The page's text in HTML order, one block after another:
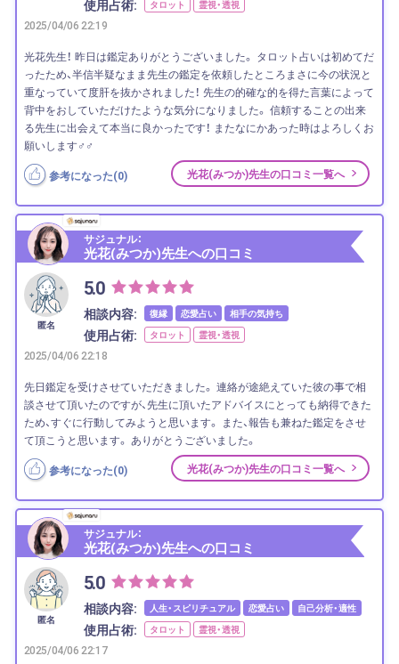
使用占術: タロット 霊視・透視
2025/04/06 22:19
光花先生！ 昨日は鑑定ありがとうございました。 タロット占いは初めてだ
ったため、半信半疑なまま先生の鑑定を依頼したところまさに今の状況と
重なっていて度肝を抜かされました！ 先生の的確な的を得た言葉によって
背中をおしていただけたような気分になりました。 信頼することの出来
る先生に出会えて本当に良かったです！ またなにかあった時はよろしくお
願いします‍♂️‍♂️
参考になった(0) 光花(みつか)先生の口コミ一覧へ
サジュナル：
光花(みつか)先生への口コミ
匿名
5.0
相談内容: 復縁 恋愛占い 相手の気持ち
使用占術: タロット 霊視・透視
2025/04/06 22:18
先日鑑定を受けさせていただきました。 連絡が途絶えていた彼の事で相
談させて頂いたのですが、先生に頂いたアドバイスにとっても納得できた
ため、すぐに行動してみようと思います。 また、報告も兼ねた鑑定をさせ
て頂こうと思います。 ありがとうございました。
参考になった(0) 光花(みつか)先生の口コミ一覧へ
サジュナル：
光花(みつか)先生への口コミ
匿名
5.0
相談内容: 人生・スピリチュアル 恋愛占い 自己分析・適性
使用占術: タロット 霊視・透視
2025/04/06 22:17